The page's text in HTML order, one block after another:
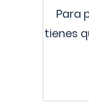
Para
tienes